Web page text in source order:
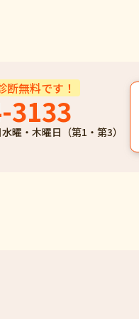
断無料です！
3133
水曜・木曜日（第1・第3）